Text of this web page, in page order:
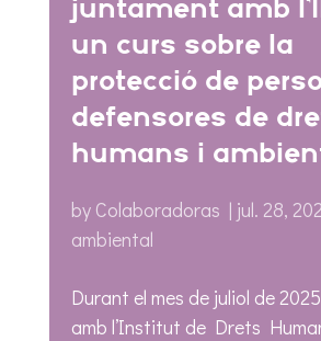
juntament amb
un curs sobre la
protecció de
defensores de
humans i
by Colaboradoras | jul. 28,
ambiental
Durant el mes de juliol de
amb l’Institut de Drets